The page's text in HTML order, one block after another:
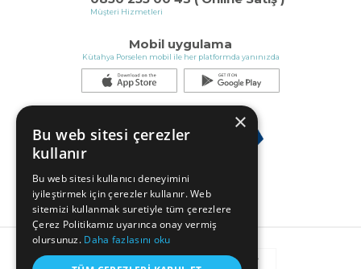
Müşteri Hizmetleri
Mobil uygulama
Kütahya Porselen mobil ile her platformda yanınızda
×
Bu web sitesi çerezler
kullanır
Bu web sitesi kullanıcı deneyimini
iyileştirmek için çerezler kullanır. Web
sitemizi kullanmak suretiyle tüm çerezlere
Çerez Politikamız uyarınca onay vermiş
olursunuz. Daha fazlasını oku